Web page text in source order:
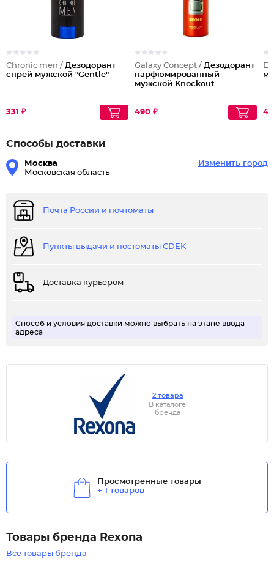
Chronic men / Дезодорант
спрей мужской "Gentle"
331 ₽
Galaxy Concept / Дезодорант
парфюмированный
мужской Knockout
490 ₽
Способы доставки
Москва
Московская область
Изменить город
Почта России и почтоматы
Пункты выдачи и постоматы CDEK
Доставка курьером
Способ и условия доставки можно выбрать на этапе ввода
адреса
2 товара
В каталоге
бренда
Просмотренные товары
+ 1 товаров
Товары бренда Rexona
Все товары бренда